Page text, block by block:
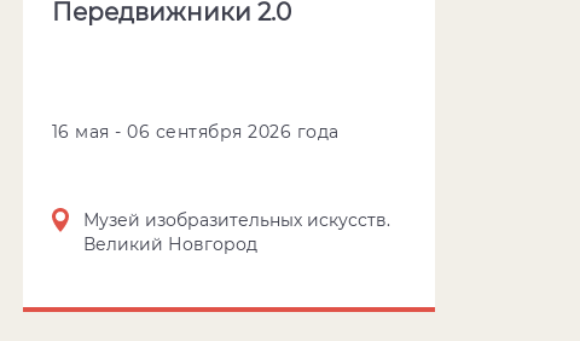
Передвижники 2.0
16 мая - 06 сентября 2026 года
Музей изобразительных искусств.
Великий Новгород